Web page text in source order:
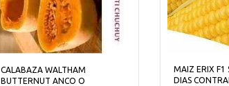
CALABAZA WALTHAM
BUTTERNUT ANCO O
MAIZ ERIX F1
DIAS